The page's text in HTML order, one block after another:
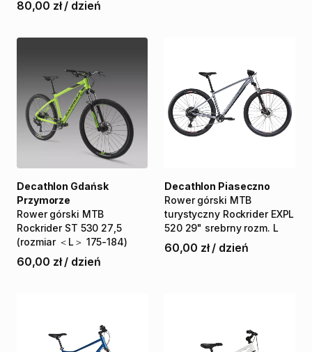
80,00 zł / dzień
Rower górski MTB
Rockrider ST 530 27 5
(rozmiar ＜L＞ 175-184)
Decathlon Gdańsk
Przymorze
60,00 zł / dzień
Rower górski MTB
turystyczny Rockrider EXPL
520 29" srebrny rozm. L
Decathlon Piaseczno
60,00 zł / dzień